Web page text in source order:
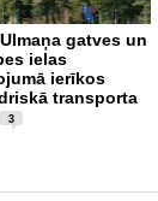
gatves un
ielas
ierīkos
transporta
3